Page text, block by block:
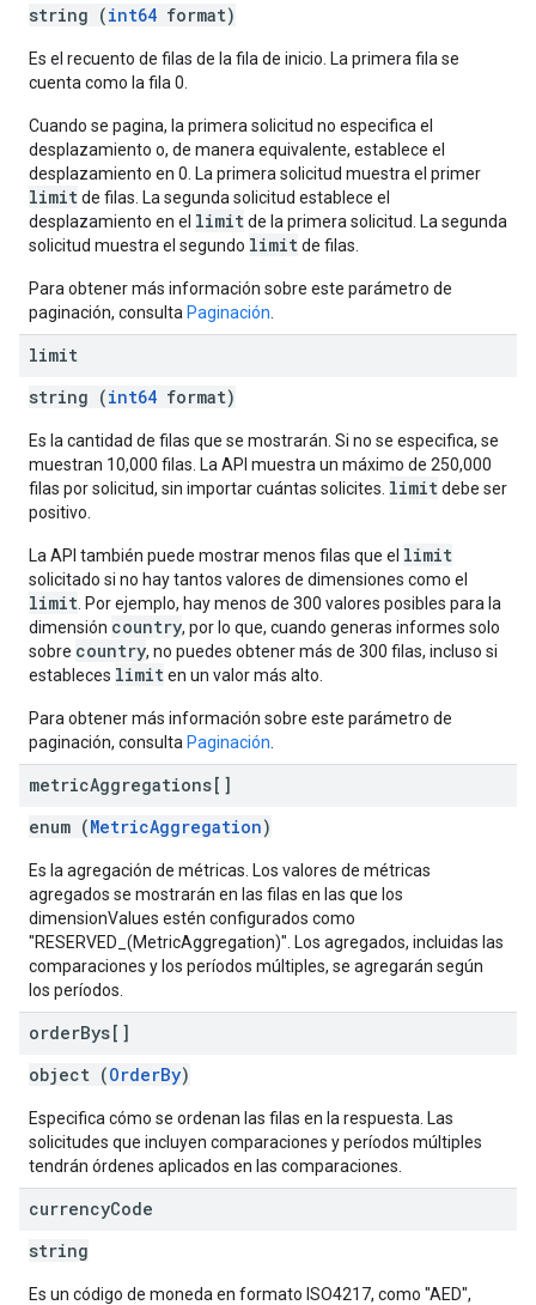
string (int64 format)
Es el recuento de filas de la fila de inicio. La primera fila se
cuenta como la fila 0.
Cuando se pagina, la primera solicitud no especifica el
desplazamiento o, de manera equivalente, establece el
desplazamiento en 0. La primera solicitud muestra el primer
limitde filas. La segunda solicitud establece el
desplazamiento en el limitde la primera solicitud. La segunda
solicitud muestra el segundo limitde filas.
Para obtener más información sobre este parámetro de
paginación, consulta Paginación
limit
string (int64 format)
Es la cantidad de filas que se mostrarán. Si no se especifica, se
muestran 10,000 filas. La API muestra un máximo de 250,000
filas por solicitud, sin importar cuántas solicites. limitdebe ser
positivo.
La API también puede mostrar menos filas que el limit
solicitado si no hay tantos valores de dimensiones como el
limit . Por ejemplo, hay menos de 300 valores posibles para la
dimensión country, por lo que, cuando generas informes solo
sobre country, no puedes obtener más de 300 filas, incluso si
estableces limiten un valor más alto.
Para obtener más información sobre este parámetro de
paginación, consulta Paginación
metricAggregations[]
enum (MetricAggregation)
Es la agregación de métricas. Los valores de métricas
agregados se mostrarán en las filas en las que los
dimensionValues estén configurados como
"RESERVED_(MetricAggregation)". Los agregados, incluidas las
comparaciones y los períodos múltiples, se agregarán según
los períodos.
orderBys[]
object (OrderBy)
Especifica cómo se ordenan las filas en la respuesta. Las
solicitudes que incluyen comparaciones y períodos múltiples
tendrán órdenes aplicados en las comparaciones.
currencyCode
string
Es un código de moneda en formato ISO4217, como "AED",